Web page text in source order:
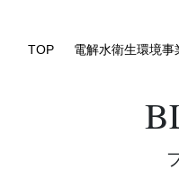
TOP 電解水衛生環境事